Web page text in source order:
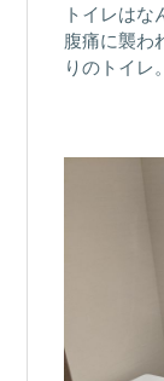
トイレは
腹痛に襲わ
りのトイレ